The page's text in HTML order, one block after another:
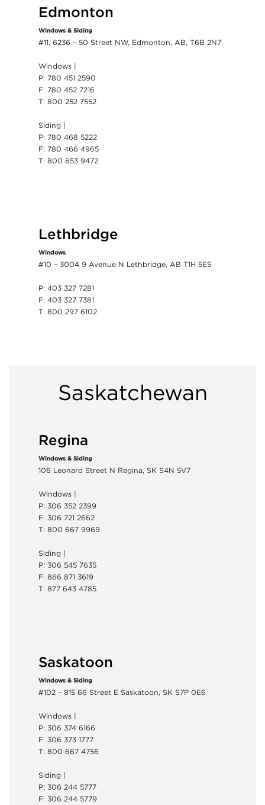
Edmonton
Windows & Siding
#11, 6236 – 50 Street NW, Edmonton, AB, T6B 2N7
Windows |
P: 780 451 2590
F: 780 452 7216
T: 800 252 7552
Siding |
P: 780 468 5222
F: 780 466 4965
T: 800 853 9472
Lethbridge
Windows
#10 – 3004 9 Avenue N Lethbridge, AB T1H 5E5
P: 403 327 7281
F: 403 327 7381
T: 800 297 6102
Saskatchewan
Regina
Windows & Siding
106 Leonard Street N Regina, SK S4N 5V7
Windows |
P: 306 352 2399
F: 306 721 2662
T: 800 667 9969
Siding |
P: 306 545 7635
F: 866 871 3619
T: 877 643 4785
Saskatoon
Windows & Siding
#102 – 815 66 Street E Saskatoon, SK S7P 0E6
Windows |
P: 306 374 6166
F: 306 373 1777
T: 800 667 4756
Siding |
P: 306 244 5777
F: 306 244 5779